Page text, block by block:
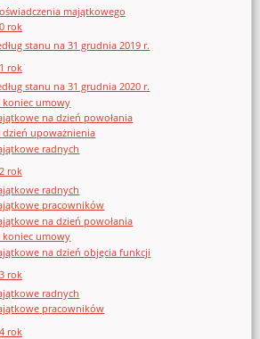
majątkowego
rok
stanu na 31 grudnia 2019 r.
rok
stanu na 31 grudnia 2020 r.
koniec umowy
na dzień powołania
dzień upoważnienia
radnych
rok
radnych
pracowników
na dzień powołania
koniec umowy
na dzień objęcia funkcji
rok
radnych
pracowników
rok